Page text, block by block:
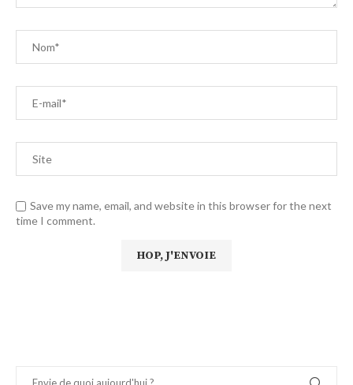
Save my name, email, and website in this browser for the next
time I comment.